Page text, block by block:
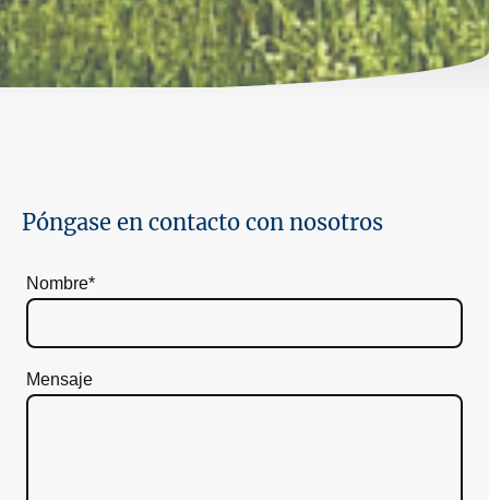
Póngase en contacto con nosotros
Nombre*
Mensaje